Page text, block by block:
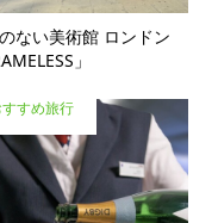
ない美術館 ロンドン
」
すすめ旅行